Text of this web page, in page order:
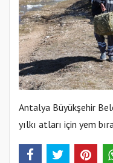
Antalya Büyükşehir
yılkı atları için yem